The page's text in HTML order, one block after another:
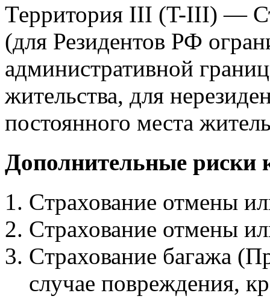
Территория III (T-III) —
(для Резидентов РФ
административной
жительства, для
постоянного места
Дополнительные риски
Cтрахование отмены
Cтрахование отмены
Cтрахование багажа
случае повреждения,